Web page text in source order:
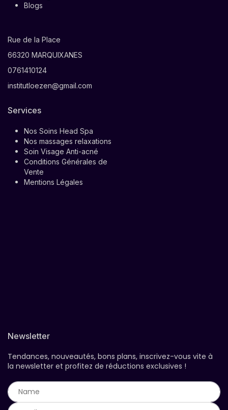
Blogs
Rue de la Place
66320 MARQUIXANES
0761410124
institutloezen@gmail.com
Services
Nos Soins Head Spa
Nos massages relaxations
Soin Visage Anti-acné
Conditions Générales de
Vente
Mentions Légales
Newsletter
Tendances, nouveautés, bons plans, inscrivez-vous vite à
la newsletter et profitez de réductions exclusives !